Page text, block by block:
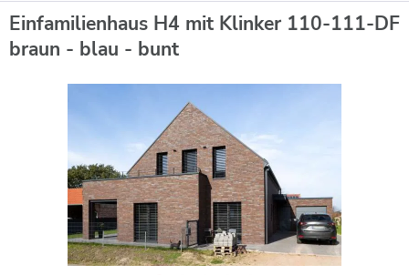
Einfamilienhaus H4 mit Klinker 110-111-DF
braun - blau - bunt